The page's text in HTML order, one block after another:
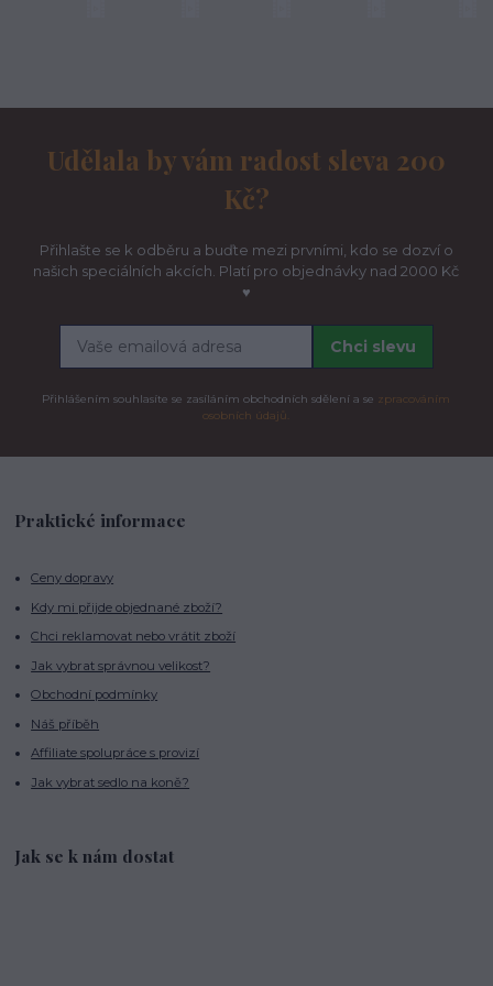
Udělala by vám radost sleva 200
Kč?
Přihlašte se k odběru a buďte mezi prvními, kdo se dozví o
našich speciálních akcích. Platí pro objednávky nad 2000 Kč
♥
Chci slevu
Přihlášením souhlasíte se zasíláním obchodních sdělení a se zpracováním
osobních údajů.
Praktické informace
Ceny dopravy
Kdy mi přijde objednané zboží?
Chci reklamovat nebo vrátit zboží
Jak vybrat správnou velikost?
Obchodní podmínky
Náš příběh
Affiliate spolupráce s provizí
Jak vybrat sedlo na koně?
Jak se k nám dostat